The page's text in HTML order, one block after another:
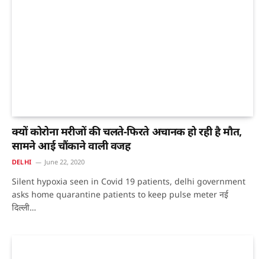
क्यों कोरोना मरीजों की चलते-फिरते अचानक हो रही है मौत,
सामने आई चौंकाने वाली वजह
DELHI June 22, 2020
Silent hypoxia seen in Covid 19 patients, delhi government
asks home quarantine patients to keep pulse meter नई
दिल्ली…